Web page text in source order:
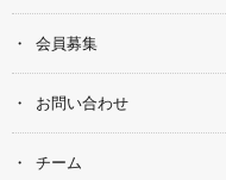
会員募集
お問い合わせ
チーム